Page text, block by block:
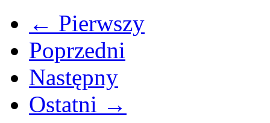
← Pierwszy
Poprzedni
Następny
Ostatni →